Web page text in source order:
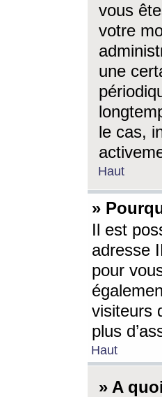
vous
votre
une
le cas,
Haut
»
Il est
adresse
pour
visiteurs
plus
Haut
» A